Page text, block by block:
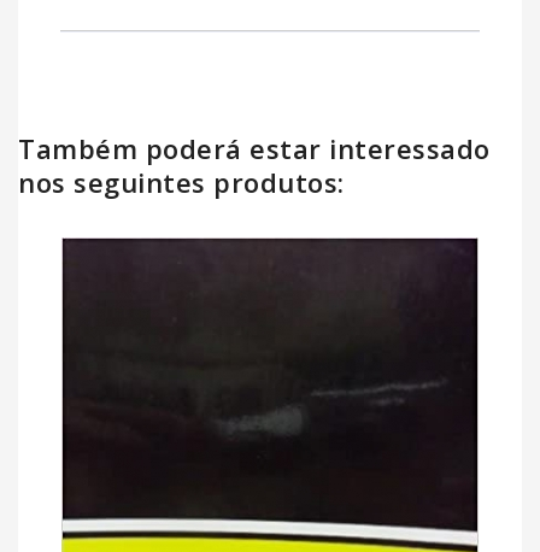
Também poderá estar interessado
nos seguintes produtos: